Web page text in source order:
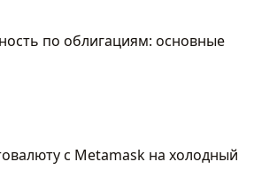
по облигациям: основные
с Metamask на холодный